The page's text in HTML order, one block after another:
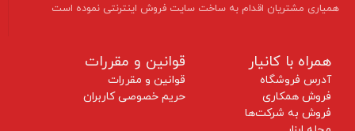
همیاری مشتریان اقدام به ساخت سایت فروش اینترنتی نموده است ​​​​​​​
همراه با کانیار
آدرس فروشگاه
فروش همکاری
فروش به شرکت‌ها
قوانین و مقررات
قوانین و مقررات
حریم خصوصی کاربران